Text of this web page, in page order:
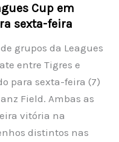
Cup em
sexta-feira
grupos da Leagues
entre Tigres e
para sexta-feira (7)
Field. Ambas as
vitória na
distintos nas